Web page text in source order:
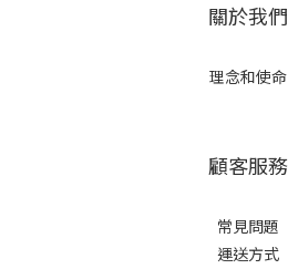
關於我們
理念和使命
顧客服務
常見問題
運送方式